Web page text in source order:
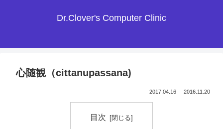
Dr.Clover's Computer Clinic
心随観（cittanupassana)
2017.04.16 2016.11.20
目次